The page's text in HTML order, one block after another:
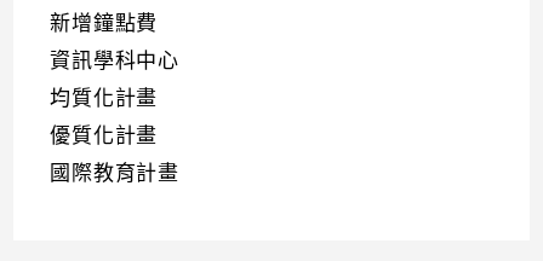
新增鐘點費
資訊學科中心
均質化計畫
優質化計畫
國際教育計畫